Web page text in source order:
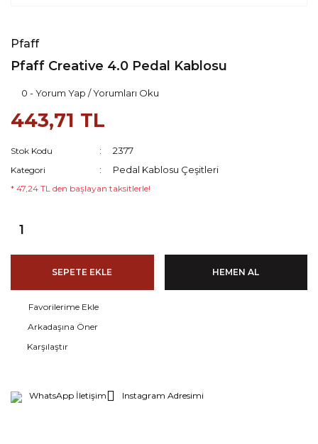
Pfaff
Pfaff Creative 4.0 Pedal Kablosu
0 - Yorum Yap / Yorumları Oku
443,71 TL
Stok Kodu 2377
Kategori Pedal Kablosu Çeşitleri
* 47,24 TL den başlayan taksitlerle!
SEPETE EKLE HEMEN AL
Arkadaşına Öner
Karşılaştır
WhatsApp İletişim Instagram Adresimi